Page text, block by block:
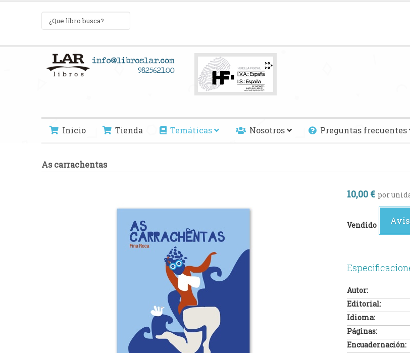
Inicio Tienda Temáticas Nosotros Preguntas frecuentes
As carrachentas
10,00 € por
Vendido
Autor:
Editorial:
Idioma:
Páginas:
Encuadernación: